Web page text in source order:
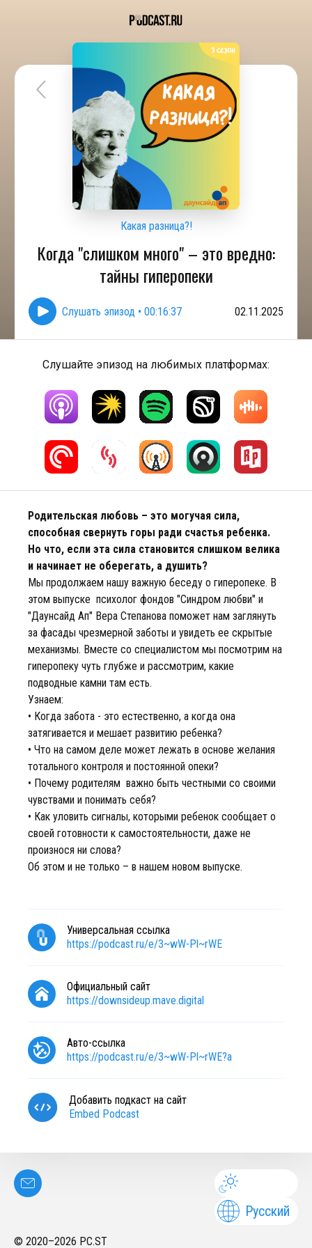
Какая разница?!
Когда "слишком много" – это вредно:
тайны гиперопеки
Слушать эпизод • 00:16:37 02.11.2025
Слушайте эпизод на любимых платформах:
Родительская любовь – это могучая сила,
способная свернуть горы ради счастья ребенка.
Но что, если эта сила становится слишком велика
и начинает не оберегать, а душить?
Мы продолжаем нашу важную беседу о гиперопеке. В
этом выпуске психолог фондов "Синдром любви" и
"Даунсайд Ап" Вера Степанова поможет нам заглянуть
за фасады чрезмерной заботы и увидеть ее скрытые
механизмы. Вместе со специалистом мы посмотрим на
гиперопеку чуть глубже и рассмотрим, какие
подводные камни там есть.
Узнаем:
• Когда забота - это естественно, а когда она
затягивается и мешает развитию ребенка?
• Что на самом деле может лежать в основе желания
тотального контроля и постоянной опеки?
• Почему родителям важно быть честными со своими
чувствами и понимать себя?
• Как уловить сигналы, которыми ребенок сообщает о
своей готовности к самостоятельности, даже не
произнося ни слова?
Об этом и не только – в нашем новом выпуске.
Универсальная ссылка
https://podcast.ru/e/3~wW-Pl~rWE
Официальный сайт
https://downsideup.mave.digital
Авто-ссылка
https://podcast.ru/e/3~wW-Pl~rWE?a
Добавить подкаст на сайт
Embed Podcast
Русский
© 2020–2026 PC.ST